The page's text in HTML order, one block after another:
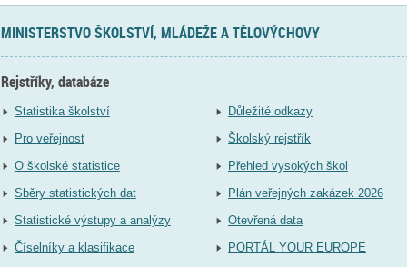
MINISTERSTVO ŠKOLSTVÍ, MLÁDEŽE A TĚLOVÝCHOVY
Rejstříky, databáze
Statistika školství
Pro veřejnost
O školské statistice
Sběry statistických dat
Statistické výstupy a analýzy
Číselníky a klasifikace
Důležité odkazy
Školský rejstřík
Přehled vysokých škol
Plán veřejných zakázek 2026
Otevřená data
PORTÁL YOUR EUROPE